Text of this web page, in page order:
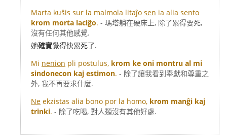
Marta kuŝis sur la malmola litaĵo sen ia alia sento
krom morta laciĝo. - 瑪塔躺在硬床上, 除了累得要死,
沒有任何其他感覺.
她確實覺得快累死了.
Mi nenion pli postulus, krom ke oni montru al mi
sindonecon kaj estimon. - 除了讓我看到奉獻和尊重之
外, 我不再要求什麼.
Ne ekzistas alia bono por la homo, krom manĝi kaj
trinki. - 除了吃喝, 對人類沒有其他好處.